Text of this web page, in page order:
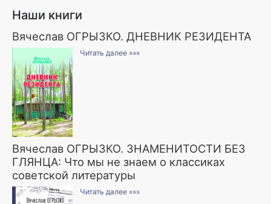
Наши книги
Вячеслав ОГРЫЗКО. ДНЕВНИК РЕЗИДЕНТА
Читать далее »»»
Вячеслав ОГРЫЗКО. ЗНАМЕНИТОСТИ БЕЗ
ГЛЯНЦА: Что мы не знаем о классиках
советской литературы
Читать далее »»»